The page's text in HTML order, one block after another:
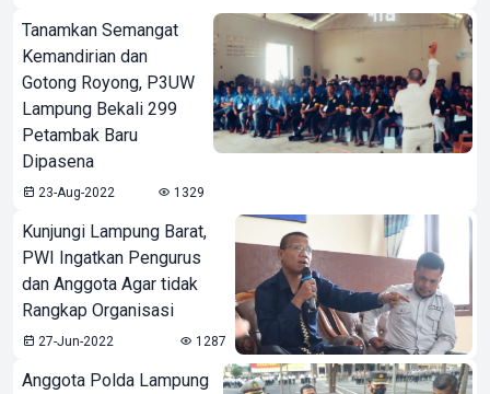
Tanamkan Semangat
Kemandirian dan
Gotong Royong, P3UW
Lampung Bekali 299
Petambak Baru
Dipasena
23-Aug-2022 1329
Kunjungi Lampung Barat,
PWI Ingatkan Pengurus
dan Anggota Agar tidak
Rangkap Organisasi
27-Jun-2022 1287
Anggota Polda Lampung